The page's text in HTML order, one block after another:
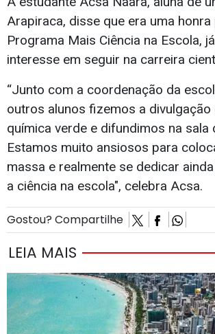
Arapiraca, disse que era uma
Programa Mais Ciência na Escola,
interesse em seguir na carreira
“Junto com a coordenação da
outros alunos fizemos a divulgação
química verde e difundimos na sala
Estamos muito ansiosos para
massa e realmente se dedicar
a ciência na escola", celebra Acsa.
Gostou? Compartilhe
LEIA MAIS